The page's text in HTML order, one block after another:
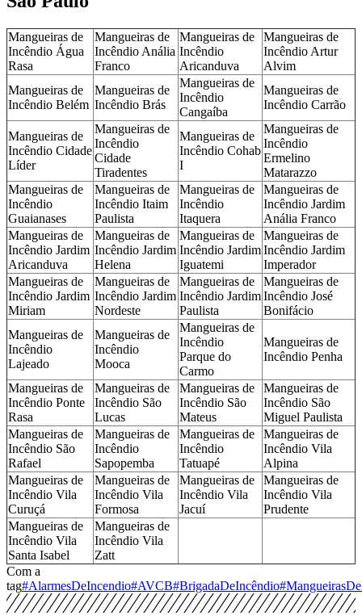
Mangueiras de
Incêndio Água
Rasa
Mangueiras de
Incêndio Anália
Franco
Mangueiras de
Incêndio
Aricanduva
Mangueiras de
Incêndio Artur
Alvim
Mangueiras de
Incêndio Belém
Mangueiras de
Incêndio Brás
Mangueiras de
Incêndio
Cangaíba
Mangueiras de
Incêndio Carrão
Mangueiras de
Incêndio Cidade
Líder
Mangueiras de
Incêndio
Cidade
Tiradentes
Mangueiras de
Incêndio Cohab
I
Mangueiras de
Incêndio
Ermelino
Matarazzo
Mangueiras de
Incêndio
Guaianases
Mangueiras de
Incêndio Itaim
Paulista
Mangueiras de
Incêndio
Itaquera
Mangueiras de
Incêndio Jardim
Anália Franco
Mangueiras de
Incêndio Jardim
Aricanduva
Mangueiras de
Incêndio Jardim
Helena
Mangueiras de
Incêndio Jardim
Iguatemi
Mangueiras de
Incêndio Jardim
Imperador
Mangueiras de
Incêndio Jardim
Miriam
Mangueiras de
Incêndio Jardim
Nordeste
Mangueiras de
Incêndio Jardim
Paulista
Mangueiras de
Incêndio José
Bonifácio
Mangueiras de
Incêndio
Lajeado
Mangueiras de
Incêndio
Mooca
Mangueiras de
Incêndio
Parque do
Carmo
Mangueiras de
Incêndio Penha
Mangueiras de
Incêndio Ponte
Rasa
Mangueiras de
Incêndio São
Lucas
Mangueiras de
Incêndio São
Mateus
Mangueiras de
Incêndio São
Miguel Paulista
Mangueiras de
Incêndio São
Rafael
Mangueiras de
Incêndio
Sapopemba
Mangueiras de
Incêndio
Tatuapé
Mangueiras de
Incêndio Vila
Alpina
Mangueiras de
Incêndio Vila
Curuçá
Mangueiras de
Incêndio Vila
Formosa
Mangueiras de
Incêndio Vila
Jacuí
Mangueiras de
Incêndio Vila
Prudente
Mangueiras de
Incêndio Vila
Santa Isabel
Mangueiras de
Incêndio Vila
Zatt
Com a
tag#AlarmesDeIncendio#AVCB#BrigadaDeIncêndio